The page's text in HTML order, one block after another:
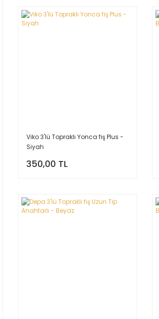
Viko 3'lü Topraklı Yonca fiş Plus -
Siyah
350,00 TL